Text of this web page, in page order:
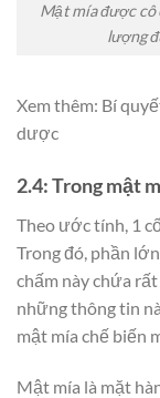
Mật mía được cô
lượng
Xem thêm: Bí
dược
2.4: Trong mật
Theo ước tính, 1
Trong đó, phần
chấm này chứa
những thông tin
mật mía chế biến
Mật mía là mặt